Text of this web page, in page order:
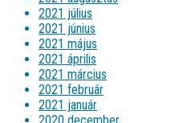
2021 július
2021 június
2021 május
2021 április
2021 március
2021 február
2021 január
2020 december